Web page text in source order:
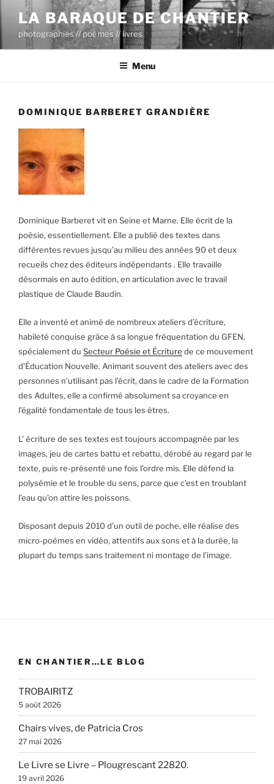
contenu
principal
LA BARAQUE DE CHANTIER
photographies // poèmes // livres
Menu
DOMINIQUE BARBERET GRANDIÈRE
Dominique Barberet vit en Seine et Marne. Elle écrit de la
poésie, essentiellement. Elle a publié des textes dans
différentes revues jusqu’au milieu des années 90 et deux
recueils chez des éditeurs indépendants . Elle travaille
désormais en auto édition, en articulation avec le travail
plastique de Claude Baudin.
Elle a inventé et animé de nombreux ateliers d’écriture,
habileté conquise grâce à sa longue fréquentation du GFEN,
spécialement du Secteur Poésie et Écriture de ce mouvement
d’Éducation Nouvelle. Animant souvent des ateliers avec des
personnes n’utilisant pas l’écrit, dans le cadre de la Formation
des Adultes, elle a confirmé absolument sa croyance en
l’égalité fondamentale de tous les êtres.
L’ écriture de ses textes est toujours accompagnée par les
images, jeu de cartes battu et rebattu, dérobé au regard par le
texte, puis re-présenté une fois l’ordre mis. Elle défend la
polysémie et le trouble du sens, parce que c’est en troublant
l’eau qu’on attire les poissons.
Disposant depuis 2010 d’un outil de poche, elle réalise des
micro-poèmes en vidéo, attentifs aux sons et à la durée, la
plupart du temps sans traitement ni montage de l’image.
EN CHANTIER…LE BLOG
TROBAIRITZ
5 août 2026
Chairs vives, de Patricia Cros
27 mai 2026
Le Livre se Livre – Plougrescant 22820.
19 avril 2026